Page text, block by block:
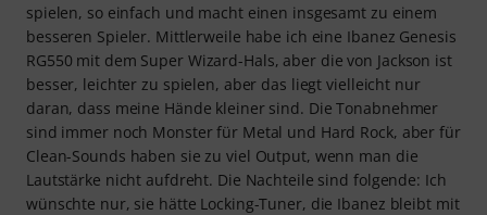
spielen, so einfach und macht einen insgesamt zu einem
besseren Spieler. Mittlerweile habe ich eine Ibanez Genesis
RG550 mit dem Super Wizard-Hals, aber die von Jackson ist
besser, leichter zu spielen, aber das liegt vielleicht nur
daran, dass meine Hände kleiner sind. Die Tonabnehmer
sind immer noch Monster für Metal und Hard Rock, aber für
Clean-Sounds haben sie zu viel Output, wenn man die
Lautstärke nicht aufdreht. Die Nachteile sind folgende: Ich
wünschte nur, sie hätte Locking-Tuner, die Ibanez bleibt mit